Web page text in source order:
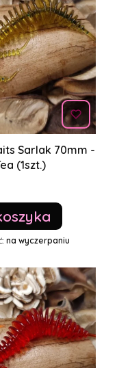
Sarlak 70mm -
(1szt.)
na wyczerpaniu